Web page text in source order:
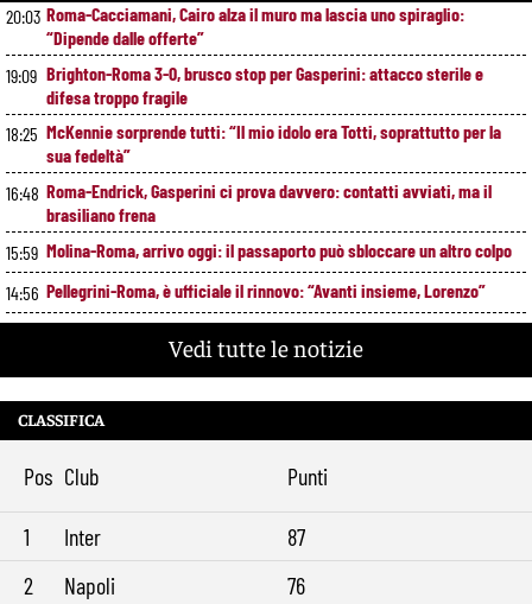
20:03 Roma-Cacciamani, Cairo alza il muro ma lascia uno spiraglio:
“Dipende dalle offerte”
19:09 Brighton-Roma 3-0, brusco stop per Gasperini: attacco sterile e
difesa troppo fragile
18:25 McKennie sorprende tutti: “Il mio idolo era Totti, soprattutto per la
sua fedeltà”
16:48 Roma-Endrick, Gasperini ci prova davvero: contatti avviati, ma il
brasiliano frena
15:59 Molina-Roma, arrivo oggi: il passaporto può sbloccare un altro colpo
14:56 Pellegrini-Roma, è ufficiale il rinnovo: “Avanti insieme, Lorenzo”
Rensch-Roma, l’occasione cambia tutto: Gasperini prova il jolly delle
11:49 Brighton-Roma, ultimo test per Gasperini. Pellegrini fa le visite e
10:41
Rowe chiude alla Roma: “Sono concentrato sul Bologna”. Poi esalta
Castro e Dovbyk
9:32
Mercato Roma, Gasperini aspetta ancora il suo trequartista: Nusa
Vedi tutte le notizie
CLASSIFICA
Pos Club Punti
1 Inter
87
2
Napoli
76